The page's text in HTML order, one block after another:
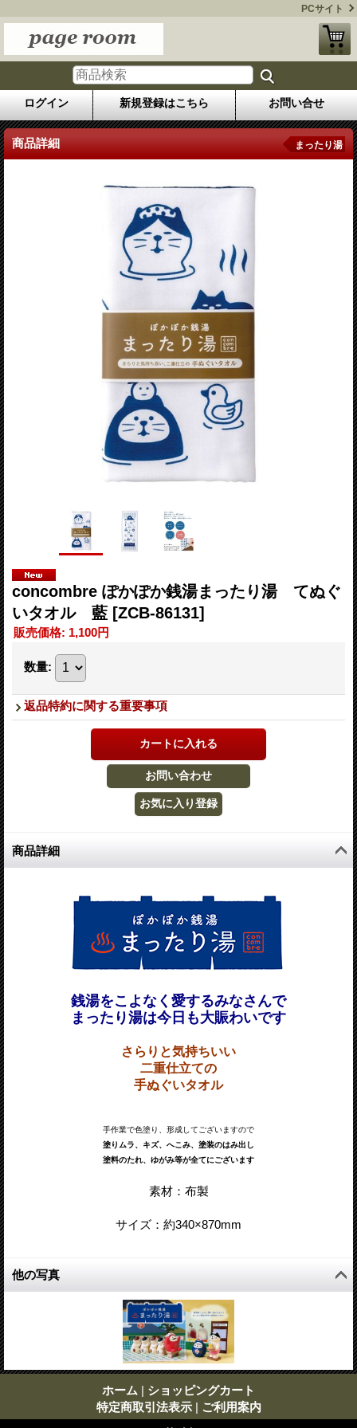
PCサイト
ログイン 新規登録はこちら お問い合せ
商品詳細 まったり湯
concombre ぽかぽか銭湯まったり湯 てぬぐ
いタオル 藍 [ZCB-86131]
販売価格: 1,100円
数量:
返品特約に関する重要事項
商品詳細
銭湯をこよなく愛するみなさんで
まったり湯は今日も大賑わいです
さらりと気持ちいい
二重仕立ての
手ぬぐいタオル
手作業で色塗り、形成してございますので
塗りムラ、キズ、へこみ、塗装のはみ出し
塗料のたれ、ゆがみ等が全てにございます
素材：布製
サイズ：約340×870mm
他の写真
ホーム | ショッピングカート
特定商取引法表示 | ご利用案内